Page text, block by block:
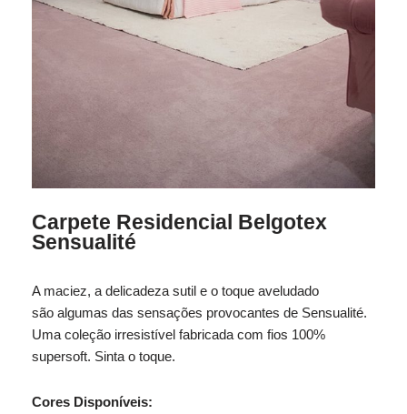
Carpete Residencial Belgotex
Sensualité
A maciez, a delicadeza sutil e o toque aveludado
são algumas das sensações provocantes de Sensualité.
Uma coleção irresistível fabricada com fios 100%
supersoft. Sinta o toque.
Cores Disponíveis: